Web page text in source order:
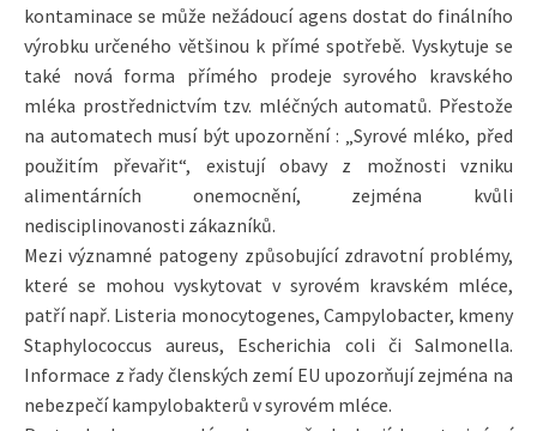
kontaminace se může nežádoucí agens dostat do finálního
výrobku určeného většinou k přímé spotřebě. Vyskytuje se
také nová forma přímého prodeje syrového kravského
mléka prostřednictvím tzv. mléčných automatů. Přestože
na automatech musí být upozornění : „Syrové mléko, před
použitím převařit“, existují obavy z možnosti vzniku
alimentárních onemocnění, zejména kvůli
nedisciplinovanosti zákazníků.
Mezi významné patogeny způsobující zdravotní problémy,
které se mohou vyskytovat v syrovém kravském mléce,
patří např. Listeria monocytogenes, Campylobacter, kmeny
Staphylococcus aureus, Escherichia coli či Salmonella.
Informace z řady členských zemí EU upozorňují zejména na
nebezpečí kampylobakterů v syrovém mléce.